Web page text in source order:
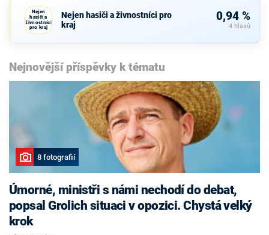
Nejen
hasiči a
živnostníci
pro kraj
Nejen hasiči a živnostníci pro
kraj
0,94 %
4 hlasů
Nejnovější příspěvky k tématu
8 fotografií
Úmorné, ministři s námi nechodí do debat,
popsal Grolich situaci v opozici. Chystá velký
krok